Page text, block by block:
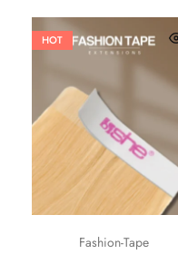
HOT
Fashion-Tape